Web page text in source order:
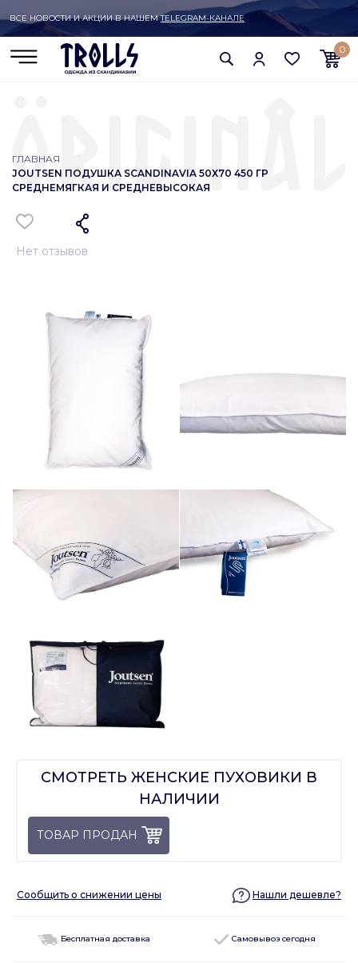
ВСЕ НОВОСТИ И АКЦИИ В НАШЕМTELEGRAM-КАНАЛЕ
0
ГЛАВНАЯ
JOUTSEN ПОДУШКА SCANDINAVIA 50Х70 450 ГР
СРЕДНЕМЯГКАЯ И СРЕДНЕВЫСОКАЯ
Нет отзывов
СМОТРЕТЬ ЖЕНСКИЕ ПУХОВИКИ В
НАЛИЧИИ
ТОВАР ПРОДАН
Сообщить о снижении цены Нашли дешевле?
Бесплатная доставка Самовывоз сегодня